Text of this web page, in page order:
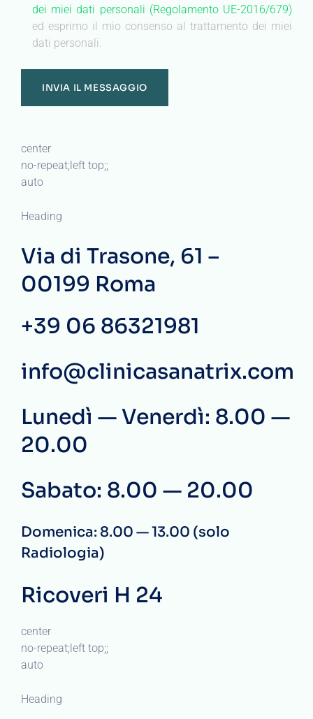
dei miei dati personali (Regolamento UE-2016/679)
ed esprimo il mio consenso al trattamento dei miei
dati personali.
center
no-repeat;left top;;
auto
Heading
Via di Trasone, 61 –
00199 Roma
+39 06 86321981
info@clinicasanatrix.com
Lunedì — Venerdì: 8.00 —
20.00
Sabato: 8.00 — 20.00
Domenica: 8.00 — 13.00 (solo
Radiologia)
Ricoveri H 24
center
no-repeat;left top;;
auto
Heading